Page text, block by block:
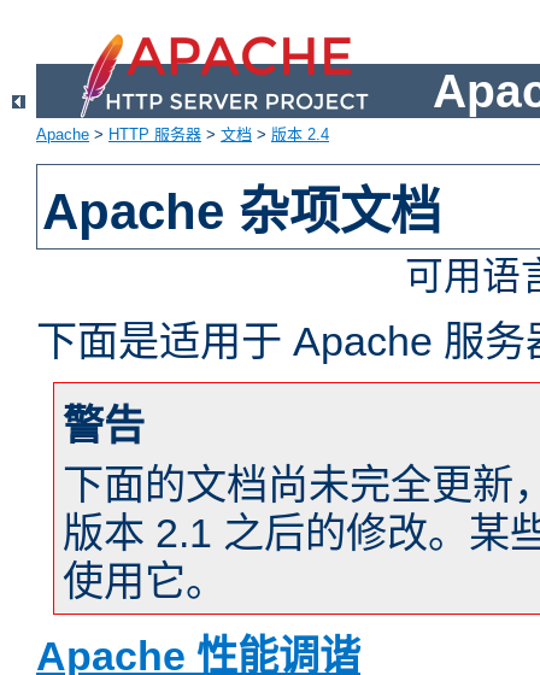
Apache > HTTP 服务器 > 文档 > 版本 2.4
Apache 杂项文档
可用语
下面是适用于 Apache 服
警告
下面的文档尚未完全更新
版本 2.1 之后的修改。某
使用它。
Apache 性能调谐